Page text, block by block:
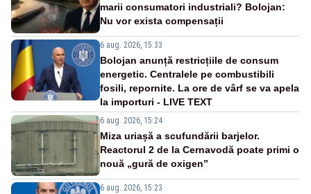
marii consumatori industriali? Bolojan:
Nu vor exista compensații
6 aug. 2026, 15:33
Bolojan anunță restricțiile de consum
energetic. Centralele pe combustibili
fosili, repornite. La ore de vârf se va apela
la importuri - LIVE TEXT
6 aug. 2026, 15:24
Miza uriașă a scufundării barjelor.
Reactorul 2 de la Cernavodă poate primi o
nouă „gură de oxigen”
6 aug. 2026, 15:23